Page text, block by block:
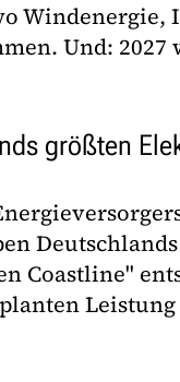
Und: 2027
größten
Coastline"